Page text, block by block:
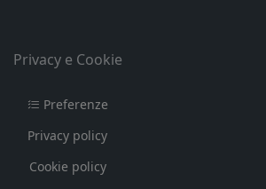
Privacy e Cookie
Preferenze
Privacy policy
Cookie policy